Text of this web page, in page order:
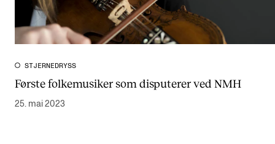
STJERNEDRYSS
Første folkemusiker som disputerer ved NMH
25. mai 2023